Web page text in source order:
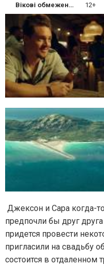
Вікові обмеження 12+
Джексон и Сара когда-
предпочли бы друг
придется провести
пригласили на свадьбу
состоится в отдаленном